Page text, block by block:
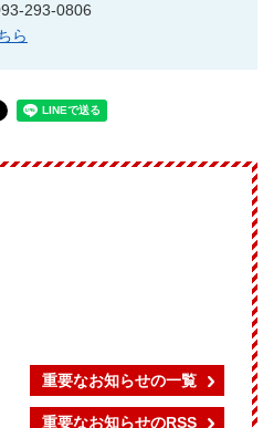
293-0806
ら
重要なお知らせの一覧
重要なお知らせのRSS